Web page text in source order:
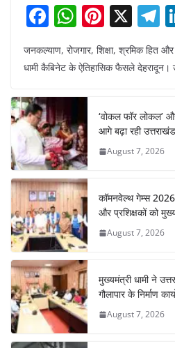
F
c
b
o
o
k
W
at
s
A
p
p
Pi
er
st
X T
el
e
a
जनकल्याण, रोजगार, शिक्षा, श्रमिक हित
धामी कैबिनेट के ऐतिहासिक फैसले देहरादून।
‘वोकल फॉर लोकल’
आगे बढ़ा रही
August 7, 2026
कॉमनवेल्थ गेम्स
और प्रशिक्षकों को
August 7, 2026
मुख्यमंत्री धामी ने
गौलापार के निर्माण
August 7, 2026